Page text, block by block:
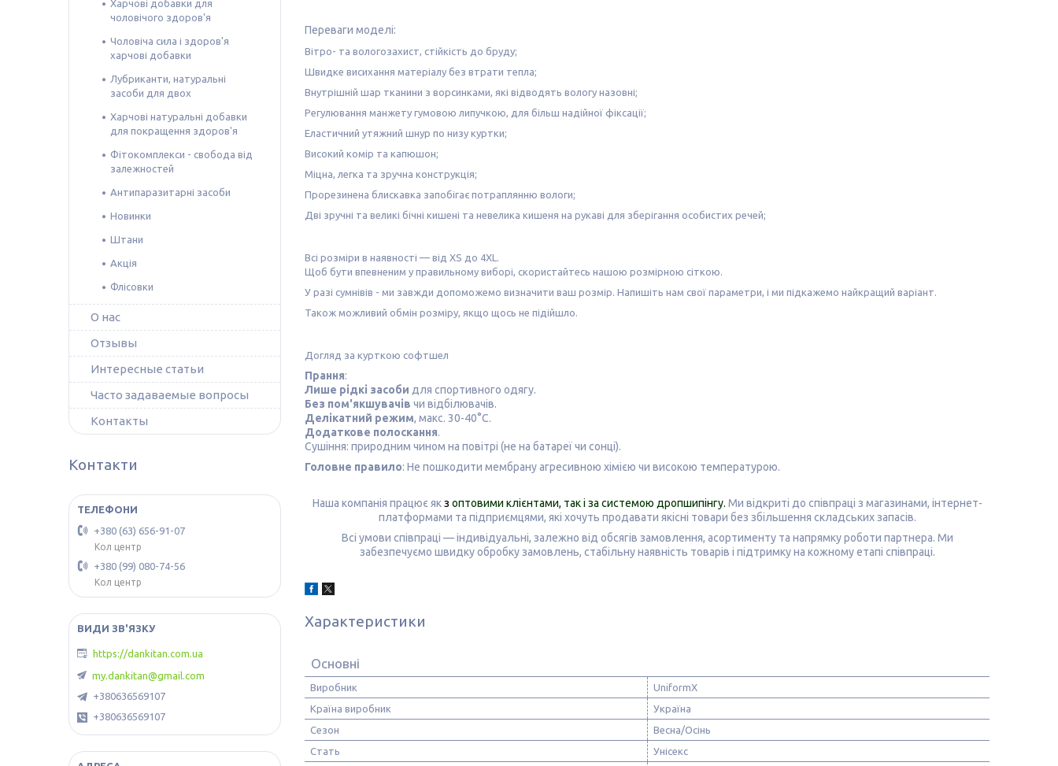
Переваги моделі:
Вітро- та вологозахист, стійкість до бруду;
Швидке висихання матеріалу без втрати тепла;
Внутрішній шар тканини з ворсинками, які відводять вологу назовні;
Регулювання манжету гумовою липучкою, для більш надійної фіксації;
Еластичний утяжний шнур по низу куртки;
Високий комір та капюшон;
Міцна, легка та зручна конструкція;
Прорезинена блискавка запобігає потраплянню вологи;
Дві зручні та великі бічні кишені та невелика кишеня на рукаві для зберігання особистих речей;
Всі розміри в наявності — від XS до 4XL.
Щоб бути впевненим у правильному виборі, скористайтесь нашою розмірною сіткою.
У разі сумнівів - ми завжди допоможемо визначити ваш розмір. Напишіть нам свої параметри, і ми підкажемо найкращий варіант.
Також можливий обмін розміру, якщо щось не підійшло.
Догляд за курткою софтшел
Прання:
Лише рідкі засоби для спортивного одягу.
Без пом'якшувачів чи відбілювачів.
Делікатний режим, макс. 30-40°C.
Додаткове полоскання.
Сушіння: природним чином на повітрі (не на батареї чи сонці).
Головне правило: Не пошкодити мембрану агресивною хімією чи високою температурою.
Наша компанія працює якз оптовими клієнтами, так і за системою дропшипінгу. Ми відкриті до співпраці з магазинами, інтернет-
платформами та підприємцями, які хочуть продавати якісні товари без збільшення складських запасів.
Всі умови співпраці — індивідуальні, залежно від обсягів замовлення, асортименту та напрямку роботи партнера. Ми
забезпечуємо швидку обробку замовлень, стабільну наявність товарів і підтримку на кожному етапі співпраці.
Характеристики
Основні
Виробник
UniformX
Країна виробник
Україна
Сезон
Весна/Осінь
Стать
Унісекс
Харчові добавки для
чоловічого здоров'я
Чоловіча сила і здоров'я
харчові добавки
Лубриканти, натуральні
засоби для двох
Харчові натуральні добавки
для покращення здоров'я
Фітокомплекси - свобода від
залежностей
Антипаразитарні засоби
Новинки
Штани
Акція
Флісовки
О нас
Отзывы
Интересные статьи
Часто задаваемые вопросы
Контакты
Контакти
+380 (63) 656-91-07
Кол центр
+380 (99) 080-74-56
Кол центр
https://dankitan.com.ua
my.dankitan@gmail.com
+380636569107
+380636569107